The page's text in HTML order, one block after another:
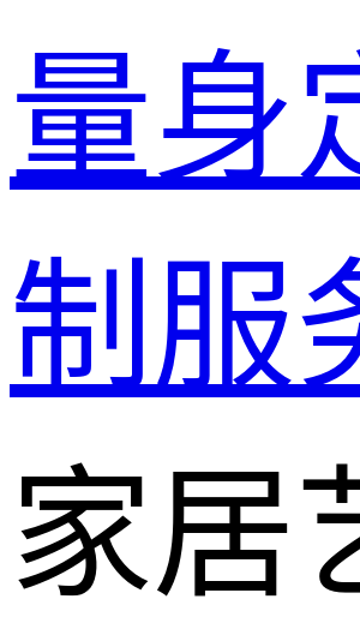
量身
制服
家居